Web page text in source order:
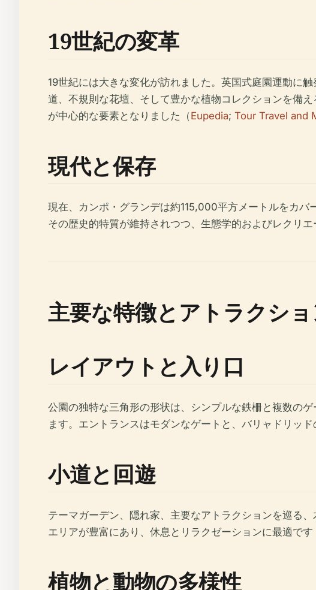
19世紀の変革
19世紀には大きな変化が訪れました。英国式庭園運動に
道、不規則な花壇、そして豊かな植物コレクションを備
が中心的な要素となりました（Eupedia; Tour Travel and
現代と保存
現在、カンポ・グランデは約115,000平方メートルをカバ
その歴史的特質が維持されつつ、生態学的およびレクリ
主要な特徴とアトラクシ
レイアウトと入り口
公園の独特な三角形の形状は、シンプルな鉄柵と複数の
ます。エントランスはモダンなゲートと、バリャドリッ
小道と回遊
テーマガーデン、隠れ家、主要なアトラクションを巡る
エリアが豊富にあり、休息とリラクゼーションに最適です
植物と動物の多様性